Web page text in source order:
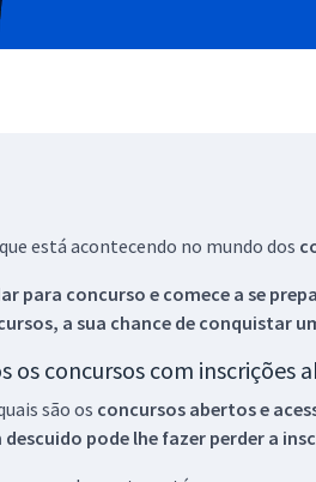
está acontecendo no mundo dos
para concurso e comece a se
a sua chance de conquistar
os concursos com inscrições
são os concursos abertos e
pode lhe fazer perder a